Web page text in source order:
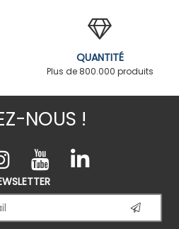
QUANTITÉ
Plus de 800.000 produits
NOUS !